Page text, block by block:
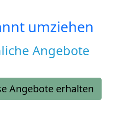
umziehen
Angebote
Angebote erhalten